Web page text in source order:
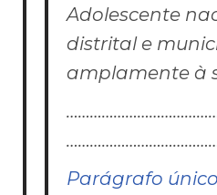
Adolescente
distrital e
amplamente à
Parágrafo único